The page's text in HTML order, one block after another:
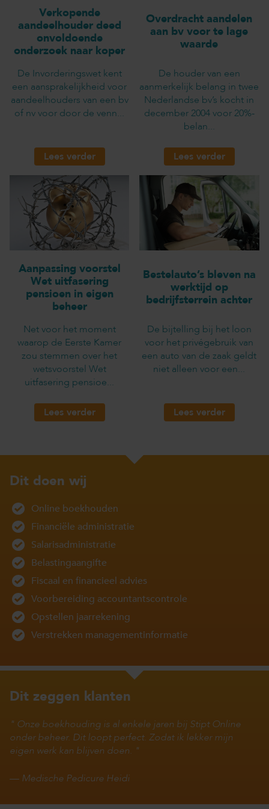
Verkopende
aandeelhouder deed
onvoldoende
onderzoek naar koper
De Invorderingswet kent
een aansprakelijkheid voor
aandeelhouders van een bv
of nv voor door de venn...
Lees verder
Overdracht aandelen
aan bv voor te lage
waarde
De houder van een
aanmerkelijk belang in twee
Nederlandse bv’s kocht in
december 2004 voor 20%-
belan...
Lees verder
Aanpassing voorstel
Wet uitfasering
pensioen in eigen
beheer
Net voor het moment
waarop de Eerste Kamer
zou stemmen over het
wetsvoorstel Wet
uitfasering pensioe...
Lees verder
Bestelauto’s bleven na
werktijd op
bedrijfsterrein achter
De bijtelling bij het loon
voor het privégebruik van
een auto van de zaak geldt
niet alleen voor een...
Lees verder
Dit doen wij
Online boekhouden
Financiële administratie
Salarisadministratie
Belastingaangifte
Fiscaal en financieel advies
Voorbereiding accountantscontrole
Opstellen jaarrekening
Verstrekken managementinformatie
Dit zeggen klanten
Onze boekhouding is al enkele jaren bij Stipt Online
onder beheer. Dit loopt perfect. Zodat ik lekker mijn
eigen werk kan blijven doen.
— Medische Pedicure Heidi